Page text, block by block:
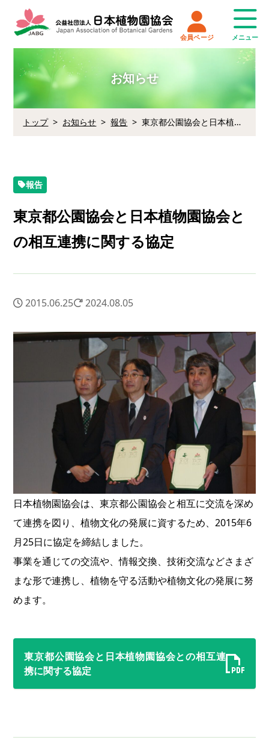
会員ページ
お知らせ
トップ お知らせ 報告 東京都公園協会と日本植物園協会との相互連携に関する協定
報告
東京都公園協会と日本植物園協会と
の相互連携に関する協定
2015.06.25 2024.08.05
日本植物園協会は、東京都公園協会と相互に交流を深め
て連携を図り、植物文化の発展に資するため、2015年6
月25日に協定を締結しました。
事業を通じての交流や、情報交換、技術交流などさまざ
まな形で連携し、植物を守る活動や植物文化の発展に努
めます。
東京都公園協会と日本植物園協会との相互連
携に関する協定